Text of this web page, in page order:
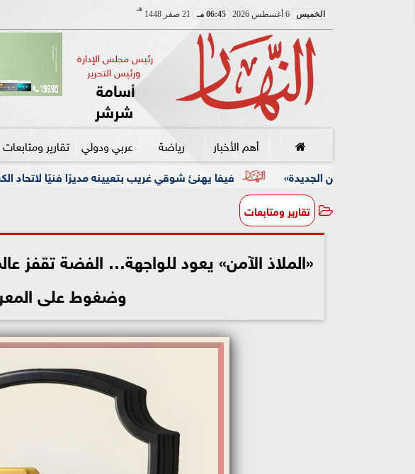
الخميس 6 أغسطس 2026 06:45 مـ 21 صفر 1448
هـ
رئيس مجلس الإدارة
ورئيس التحرير
أسامة
شرشر
أهم الأخبار رياضة عربي ودولي تقارير ومتابعات
انطلاق فيفا يهنئ شوقي غريب بتعيينه مديرًا فنيًا لاتحاد الكرة
تقارير ومتابعات
«الملاذ الآمن» يعود للواجهة… الفضة تقفز
وضغوط على